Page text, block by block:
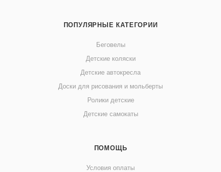
ПОПУЛЯРНЫЕ КАТЕГОРИИ
Беговелы
Детские коляски
Детские автокресла
Доски для рисования и мольберты
Ролики детские
Детские самокаты
ПОМОЩЬ
Условия оплаты